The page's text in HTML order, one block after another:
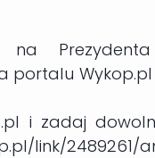
na
portalu Wykop.pl
i zadaj
link/